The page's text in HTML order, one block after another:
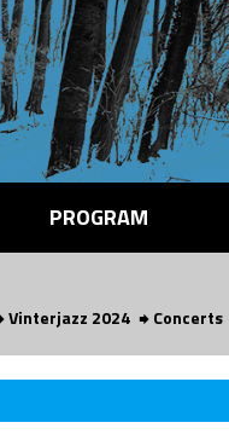
PROGRAM
Vinterjazz 2024 Concerts